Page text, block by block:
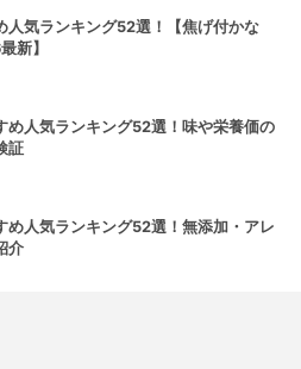
人気ランキング52選！【焦げ付かな
新】
め人気ランキング52選！味や栄養価の
証
め人気ランキング52選！無添加・アレ
介